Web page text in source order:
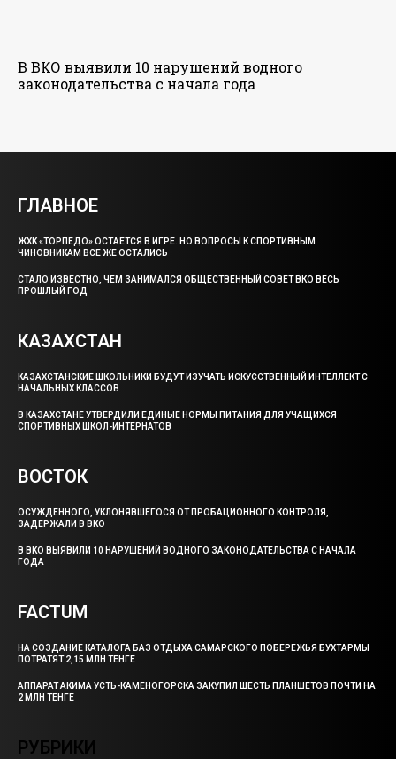
В ВКО выявили 10 нарушений водного
законодательства с начала года
ГЛАВНОЕ
ЖХК «ТОРПЕДО» ОСТАЕТСЯ В ИГРЕ. НО ВОПРОСЫ К СПОРТИВНЫМ
ЧИНОВНИКАМ ВСЕ ЖЕ ОСТАЛИСЬ
СТАЛО ИЗВЕСТНО, ЧЕМ ЗАНИМАЛСЯ ОБЩЕСТВЕННЫЙ СОВЕТ ВКО ВЕСЬ
ПРОШЛЫЙ ГОД
КАЗАХСТАН
КАЗАХСТАНСКИЕ ШКОЛЬНИКИ БУДУТ ИЗУЧАТЬ ИСКУССТВЕННЫЙ ИНТЕЛЛЕКТ С
НАЧАЛЬНЫХ КЛАССОВ
В КАЗАХСТАНЕ УТВЕРДИЛИ ЕДИНЫЕ НОРМЫ ПИТАНИЯ ДЛЯ УЧАЩИХСЯ
СПОРТИВНЫХ ШКОЛ-ИНТЕРНАТОВ
ВОСТОК
ОСУЖДЕННОГО, УКЛОНЯВШЕГОСЯ ОТ ПРОБАЦИОННОГО КОНТРОЛЯ,
ЗАДЕРЖАЛИ В ВКО
В ВКО ВЫЯВИЛИ 10 НАРУШЕНИЙ ВОДНОГО ЗАКОНОДАТЕЛЬСТВА С НАЧАЛА
ГОДА
FACTUM
НА СОЗДАНИЕ КАТАЛОГА БАЗ ОТДЫХА САМАРСКОГО ПОБЕРЕЖЬЯ БУХТАРМЫ
ПОТРАТЯТ 2,15 МЛН ТЕНГЕ
АППАРАТ АКИМА УСТЬ-КАМЕНОГОРСКА ЗАКУПИЛ ШЕСТЬ ПЛАНШЕТОВ ПОЧТИ НА
2 МЛН ТЕНГЕ
РУБРИКИ